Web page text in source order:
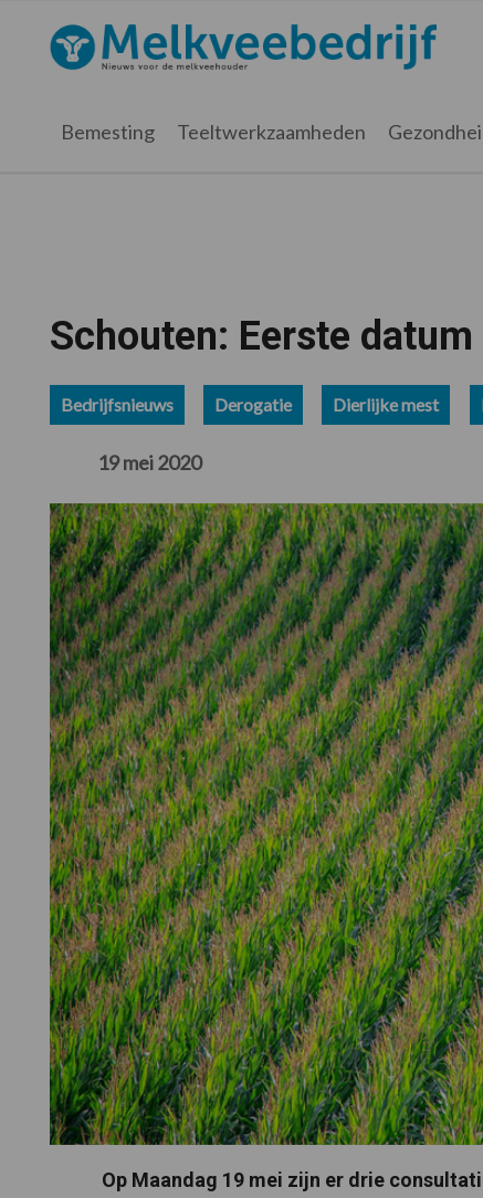
hoofdnavigatie
hoofd
eerste
voettekst
Melkveebedrijf.nl
Bemesting Teeltwerkzaamheden
Schouten: Eerste
Bedrijfsnieuws Derogatie Dierlijke mest
19 mei 2020
Op Maandag 19 mei zijn er drie